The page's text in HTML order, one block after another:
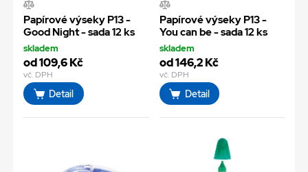
Papírové výseky P13 -
Good Night - sada 12 ks
skladem
od 109,6 Kč
vč. DPH
Detail
Papírové výseky P13 -
You can be - sada 12 ks
skladem
od 146,2 Kč
vč. DPH
Detail